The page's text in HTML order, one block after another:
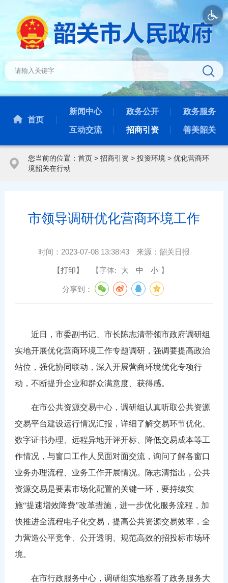
首页
新闻中心 政务公开 政务服务
互动交流 招商引资 善美韶关
您当前的位置： 首页> 招商引资 > 投资环境 > 优化营商环
境韶关在行动
市领导调研优化营商环境工作
时间： 2023-07-08 13:38:43 来源： 韶关日报
【打印】 【字体: 大 中 小 】
分享到：
近日，市委副书记、市长陈志清带领市政府调研组
实地开展优化营商环境工作专题调研，强调要提高政治
站位，强化协同联动，深入开展营商环境优化专项行
动，不断提升企业和群众满意度、获得感。
在市公共资源交易中心，调研组认真听取公共资源
交易平台建设运行情况汇报，详细了解交易环节优化、
数字证书办理、远程异地开评开标、降低交易成本等工
作情况，与窗口工作人员面对面交流，询问了解各窗口
业务办理流程、业务工作开展情况。陈志清指出，公共
资源交易是要素市场化配置的关键一环，要持续实
施“提速增效降费”改革措施，进一步优化服务流程，加
快推进全流程电子化交易，提高公共资源交易效率，全
力营造公平竞争、公开透明、规范高效的招投标市场环
境。
在市行政服务中心，调研组实地察看了政务服务大